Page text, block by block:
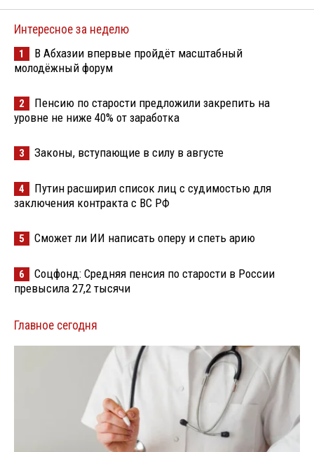
Интересное за неделю
1
В Абхазии впервые пройдёт масштабный
молодёжный форум
2
Пенсию по старости предложили закрепить на
уровне не ниже 40% от заработка
3 Законы, вступающие в силу в августе
4
Путин расширил список лиц с судимостью для
заключения контракта с ВС РФ
5 Сможет ли ИИ написать оперу и спеть арию
6
Соцфонд: Средняя пенсия по старости в России
превысила 27,2 тысячи
Главное сегодня